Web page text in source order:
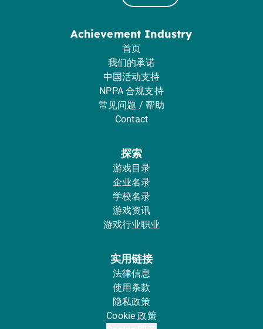
Achievement Industry
首页
我们的承诺
中国活动支持
NPPA 合规支持
常见问题 / 帮助
Contact
探索
游戏目录
企业名录
学校名录
游戏资讯
游戏行业职业
实用链接
法律信息
使用条款
隐私政策
Cookie 政策